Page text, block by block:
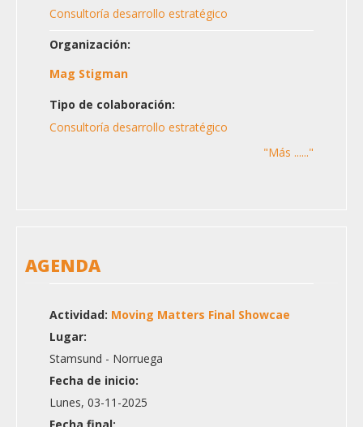
Consultoría desarrollo estratégico
Organización:
Mag Stigman
Tipo de colaboración:
Consultoría desarrollo estratégico
"Más ......"
AGENDA
Actividad: Moving Matters Final Showcae
Lugar:
Stamsund - Norruega
Fecha de inicio:
Lunes, 03-11-2025